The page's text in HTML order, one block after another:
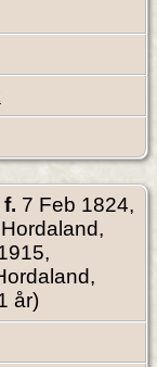
f. 7 Feb 1824,
år)